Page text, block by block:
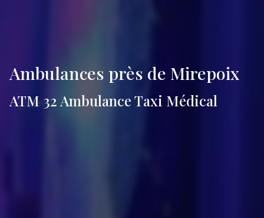
Ambulances près de Mirepoix
ATM 32 Ambulance Taxi Médical